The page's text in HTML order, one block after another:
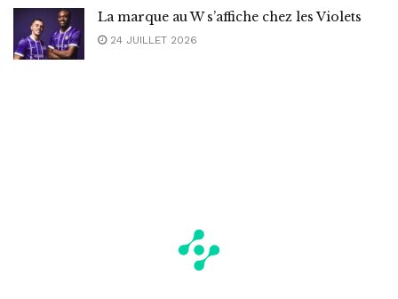
La marque au W s’affiche chez les Violets
24 JUILLET 2026